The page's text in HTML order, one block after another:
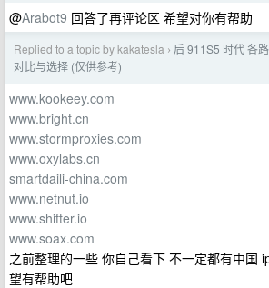
@Arabot9 回答了再评论区 希望对你有帮助
Replied to a topic by kakatesla › 后 911S5 时代 各
对比与选择 (仅供参考)
www.kookeey.com
www.bright.cn
www.stormproxies.com
www.oxylabs.cn
smartdaili-china.com
www.netnut.io
www.shifter.io
www.soax.com
之前整理的一些 你自己看下 不一定都有中国
望有帮助吧